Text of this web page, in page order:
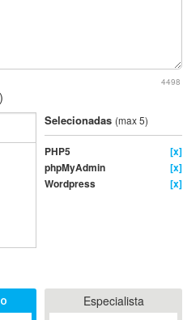
4498
Selecionadas (max 5)
PHP5
[x]
phpMyAdmin
[x]
Wordpress
[x]
Especialista